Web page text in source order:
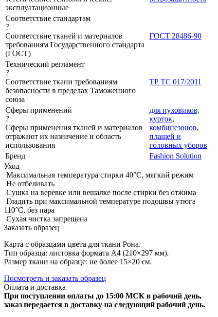
эксплуатационные
Соответствие стандартам
?
Соответствие тканей и материалов
требованиям Государственного стандарта
(ГОСТ)
ГОСТ 28486-90
Технический регламент
?
Соответствие ткани требованиям
безопасности в пределах Таможенного
союза
ТР ТС 017/2011
Сферы применений
?
Сферы применения тканей и материалов
отражают их назначение и область
использования
для пуховиков,
курток,
комбинезонов,
плащей и
головных уборов
Бренд
Fashion Solution
Уход
Максимальная температура стирки 40°C, мягкий режим
Не отбеливать
Сушка на веревке или вешалке после стирки без отжима
Гладить при максимальной температуре подошвы утюга
110°C, без пара
Сухая чистка запрещена
Заказать образец
Карта с образцами цвета для ткани Рона.
Тип образца: листовка формата А4 (210×297 мм).
Размер ткани на образце: не более 15×20 см.
Посмотреть и заказать образец
Оплата и доставка
При поступлении оплаты до 15:00 МСК в рабочий день,
заказ передается в доставку на следующий рабочий день.